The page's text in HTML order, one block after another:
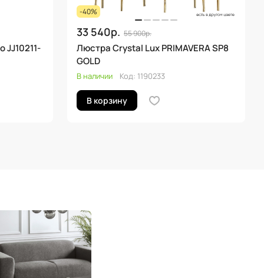
JJ10211-
-40%
33 540р. 55 900р.
Люстра Crystal Lux PRIMAVERA SP8
GOLD
В наличии Код: 1190233
В корзину